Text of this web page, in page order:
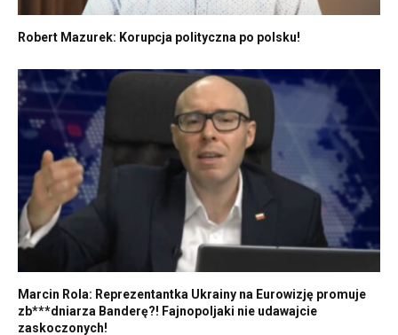
Robert Mazurek: Korupcja polityczna po polsku!
Marcin Rola: Reprezentantka Ukrainy na Eurowizję promuje
zb***dniarza Banderę?! Fajnopoljaki nie udawajcie
zaskoczonych!